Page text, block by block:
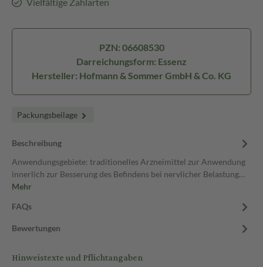
PZN: 06608530
Darreichungsform: Essenz
Hersteller: Hofmann & Sommer GmbH & Co. KG
Packungsbeilage
Beschreibung
Anwendungsgebiete: traditionelles Arzneimittel zur Anwendung
innerlich zur Besserung des Befindens bei nervlicher Belastung…
Mehr
FAQs
Bewertungen
Hinweistexte und Pflichtangaben